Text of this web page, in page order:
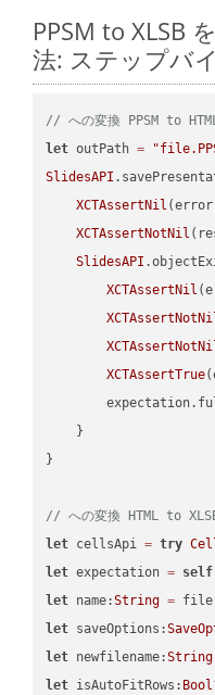
PPSM to XLSB
法: ステップバ
// への変換 PPSM to
let outPath =
SlidesAPI
XCTAssertNil
XCTAssertNotNil
SlidesAPI
XCTAssertNil
XCTAssertTrue
    }
}
// への変換 HTML to
let cellsApi = try
let expectation = self
let name:String =
let saveOptions:
let newfilename:String
let isAutoFitRows: Bool